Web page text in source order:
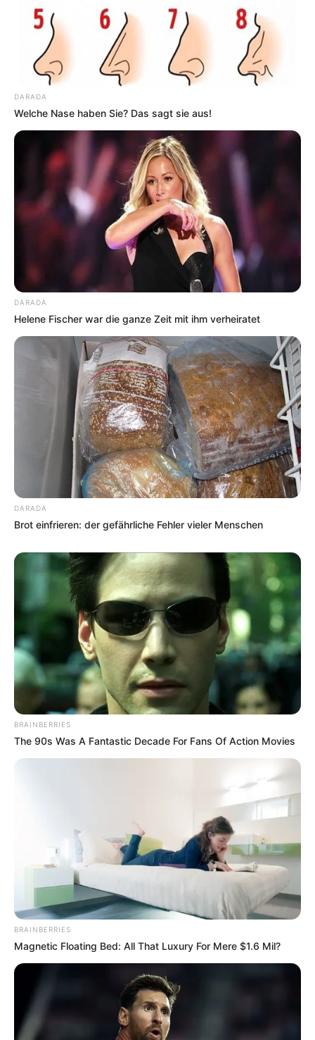
DARADA
Welche Nase haben Sie? Das sagt sie aus!
DARADA
Helene Fischer war die ganze Zeit mit ihm verheiratet
DARADA
Brot einfrieren: der gefährliche Fehler vieler Menschen
BRAINBERRIES
The 90s Was A Fantastic Decade For Fans Of Action Movies
BRAINBERRIES
Magnetic Floating Bed: All That Luxury For Mere $1.6 Mil?